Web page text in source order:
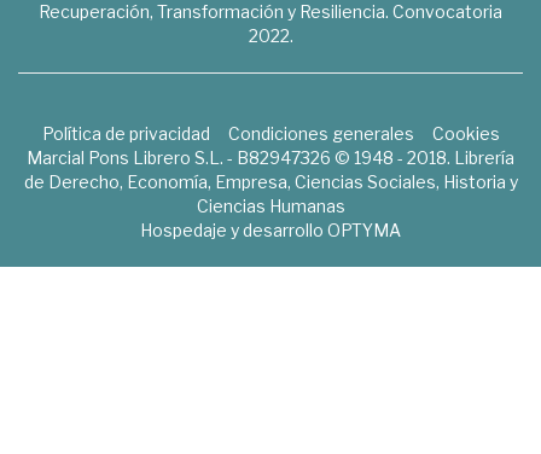
Recuperación, Transformación y Resiliencia. Convocatoria
2022.
Política de privacidad Condiciones generales
Cookies
Marcial Pons Librero S.L. - B82947326 © 1948 - 2018. Librería
de Derecho, Economía, Empresa, Ciencias Sociales, Historia y
Ciencias Humanas
Hospedaje y desarrollo OPTYMA